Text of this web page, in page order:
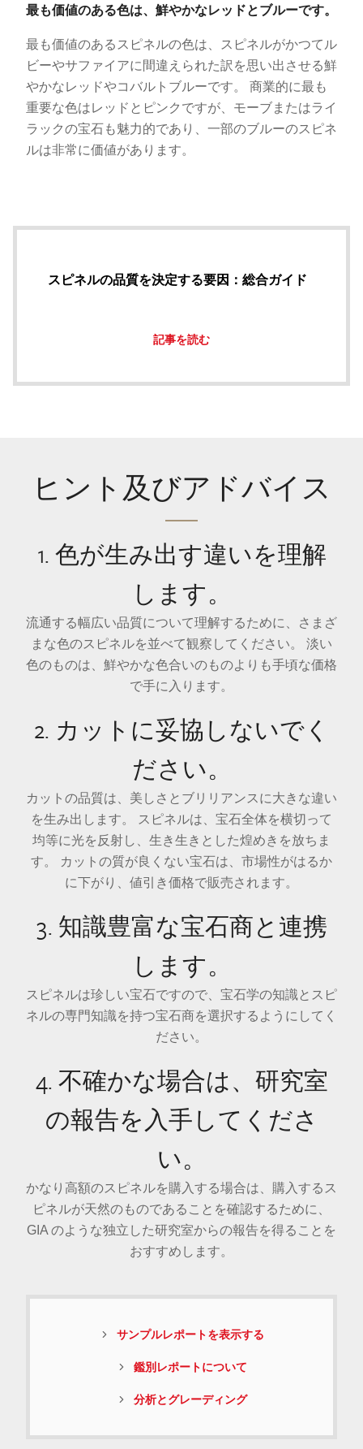
最も価値のある色は、鮮やかなレッドとブルーです。
最も価値のあるスピネルの色は、スピネルがかつてル
ビーやサファイアに間違えられた訳を思い出させる鮮
やかなレッドやコバルトブルーです。 商業的に最も
重要な色はレッドとピンクですが、モーブまたはライ
ラックの宝石も魅力的であり、一部のブルーのスピネ
ルは非常に価値があります。
スピネルの品質を決定する要因：総合ガイド
記事を読む
ヒント及びアドバイス
1. 色が生み出す違いを理解
します。
流通する幅広い品質について理解するために、さまざ
まな色のスピネルを並べて観察してください。 淡い
色のものは、鮮やかな色合いのものよりも手頃な価格
で手に入ります。
2. カットに妥協しないでく
ださい。
カットの品質は、美しさとブリリアンスに大きな違い
を生み出します。 スピネルは、宝石全体を横切って
均等に光を反射し、生き生きとした煌めきを放ちま
す。 カットの質が良くない宝石は、市場性がはるか
に下がり、値引き価格で販売されます。
3. 知識豊富な宝石商と連携
します。
スピネルは珍しい宝石ですので、宝石学の知識とスピ
ネルの専門知識を持つ宝石商を選択するようにしてく
ださい。
4. 不確かな場合は、研究室
の報告を入手してくださ
い。
かなり高額のスピネルを購入する場合は、購入するス
ピネルが天然のものであることを確認するために、
GIA のような独立した研究室からの報告を得ることを
おすすめします。
サンプルレポートを表示する
鑑別レポートについて
分析とグレーディング